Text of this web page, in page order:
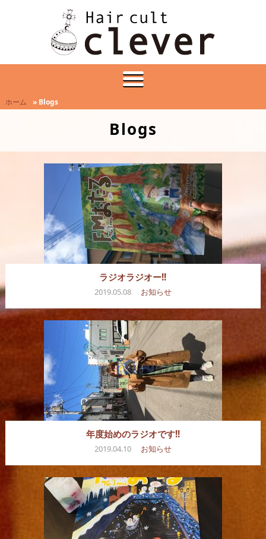
ホーム » Blogs
Blogs
ラジオラジオー!!
2019.05.08 お知らせ
年度始めのラジオです!!
2019.04.10 お知らせ